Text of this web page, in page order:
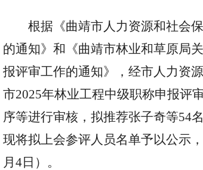
根据《曲靖市人力资源和社会
的通知》和《曲靖市林业和草原局
报评审工作的通知》，经市人力资
市2025年林业工程中级职称申报评
序等进行审核，拟推荐张子奇等54
现将拟上会参评人员名单予以公示
月4日）。